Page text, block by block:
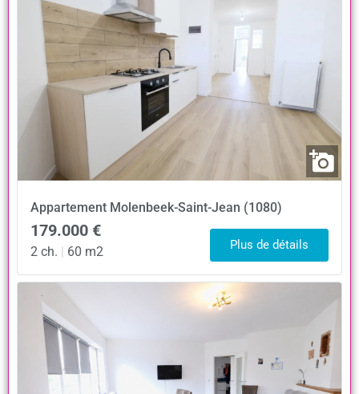
Appartement Molenbeek-Saint-Jean (1080)
179.000 €
2 ch. | 60 m2 Plus de détails